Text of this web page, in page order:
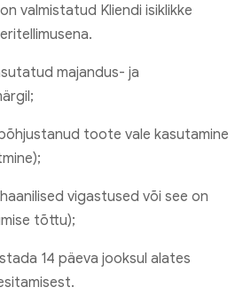
valmistatud Kliendi isiklikke
majandus- ja
toote vale kasutamine
vigastused või see on
tõttu);
14 päeva jooksul alates